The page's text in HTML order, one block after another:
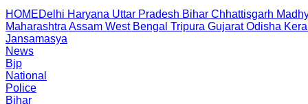
HOMEDelhi Haryana Uttar Pradesh Bihar Chhattisgarh
Maharashtra Assam West Bengal Tripura Gujarat Odisha
Jansamasya
News
Bjp
National
Police
Bihar